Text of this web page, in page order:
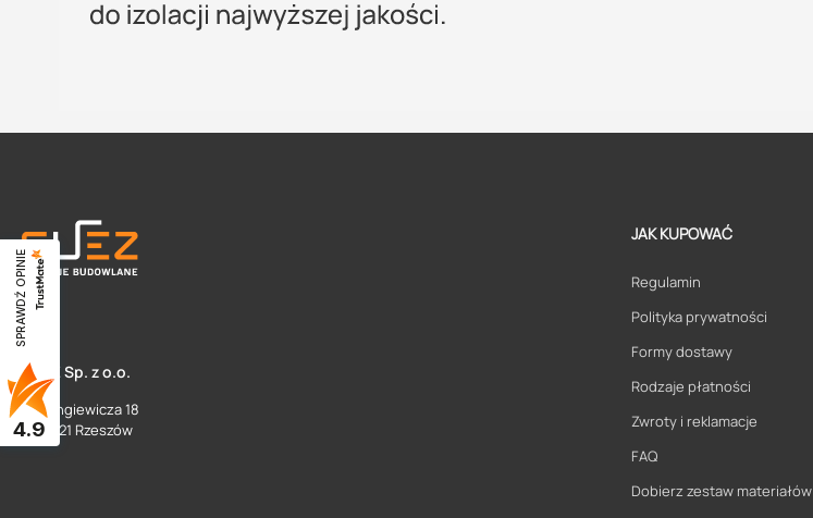
SUEZ Sp. z o.o.
ul. Langiewicza 18
35 - 021 Rzeszów
JAK KUPOWAĆ
Regulamin
Polityka prywatności
Formy dostawy
Rodzaje płatności
Zwroty i reklamacje
FAQ
Dobierz zestaw materiałów
SPRAWDŹ OPINIE
4.9